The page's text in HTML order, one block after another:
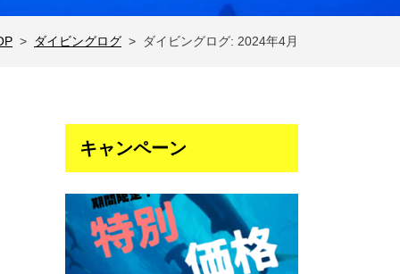
ダイビングログ ダイビングログ: 2024年4月
キャンペーン